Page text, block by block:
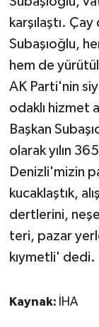
karşılaştı.
Subaşıoğlu,
hem de
AK Parti'nin
odaklı hizmet
Başkan
olarak yılın
Denizli'mizin
kucaklaştık,
dertlerini,
teri, pazar
kıymetli' dedi.
Kaynak: İHA
MAGAZİN
Otomobil
Sağlık
SİYASET
SPOR
Turizm
ÜLKE